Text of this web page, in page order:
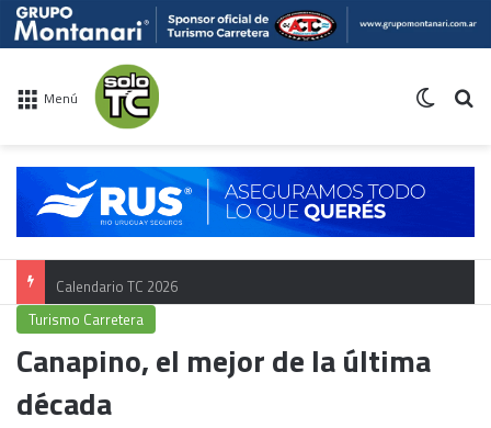
Menú
Calendario TC 2026
Turismo Carretera
Canapino, el mejor de la última
década